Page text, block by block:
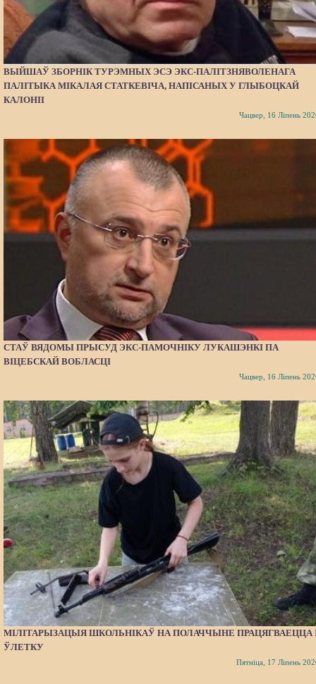
ВЫЙШАЎ ЗБОРНІК ТУРЭМНЫХ ЭСЭ ЭКС-ПАЛІТЗНЯВОЛЕНАГА
ПАЛІТЫКА МІКАЛАЯ СТАТКЕВІЧА, НАПІСАНЫХ У ГЛЫБОЦКАЙ
КАЛОНІІ
Чацвер, 16 Ліпень
СТАЎ ВЯДОМЫ ПРЫСУД ЭКС-ПАМОЧНІКУ ЛУКАШЭНКІ ПА
ВІЦЕБСКАЙ ВОБЛАСЦІ
Чацвер, 16 Ліпень
МІЛІТАРЫЗАЦЫЯ ШКОЛЬНІКАЎ НА ПОЛАЧЧЫНЕ ПРАЦЯГВАЕЦЦА
ЎЛЕТКУ
Пятніца, 17 Ліпень